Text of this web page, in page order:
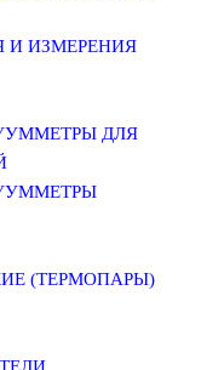
И ИЗМЕРЕНИЯ
ДЛЯ
(ТЕРМОПАРЫ)